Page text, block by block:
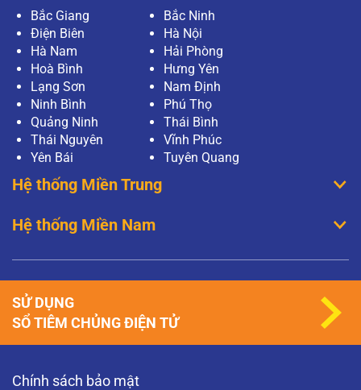
Bắc Giang
Bắc Ninh
Điện Biên
Hà Nội
Hà Nam
Hải Phòng
Hoà Bình
Hưng Yên
Lạng Sơn
Nam Định
Ninh Bình
Phú Thọ
Quảng Ninh
Thái Bình
Thái Nguyên
Vĩnh Phúc
Yên Bái
Tuyên Quang
Hệ thống Miền Trung
Hệ thống Miền Nam
Chính sách bảo mật
SỬ DỤNG
SỔ TIÊM CHỦNG ĐIỆN TỬ